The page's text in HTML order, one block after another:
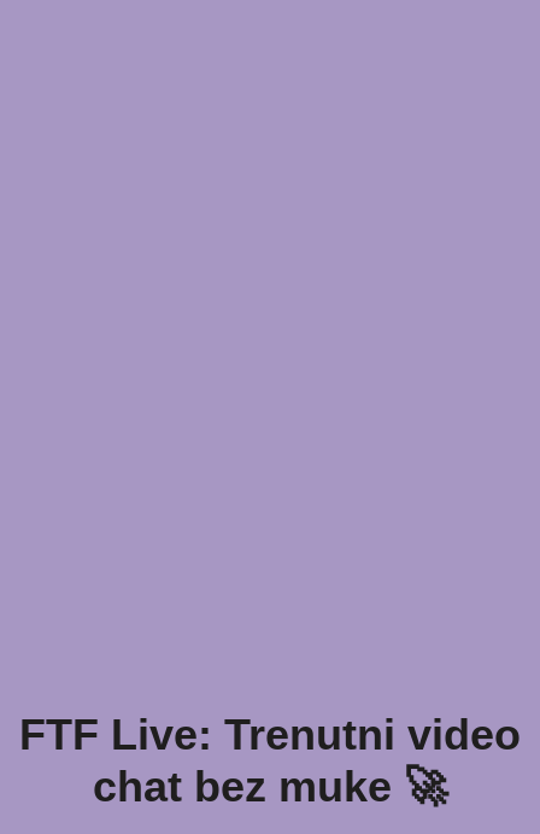
FTF Live: Trenutni video
chat bez muke 🚀